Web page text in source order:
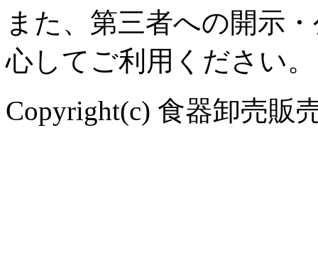
また、第三者への開示
心してご利用ください。
Copyright(c) 食器卸売販